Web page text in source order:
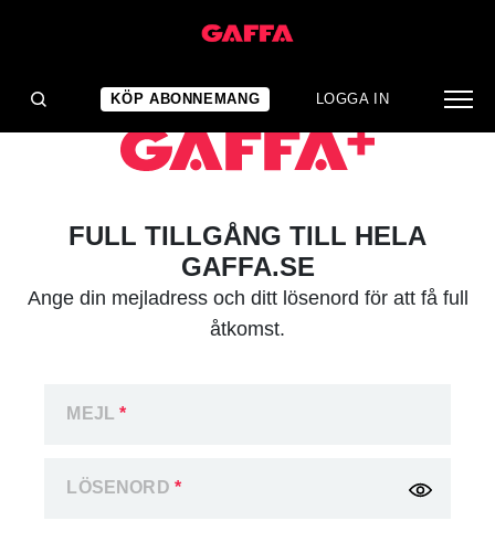
KÖP ABONNEMANG LOGGA IN
FULL TILLGÅNG TILL HELA
GAFFA.SE
Ange din mejladress och ditt lösenord för att få full
åtkomst.
MEJL*
LÖSENORD *